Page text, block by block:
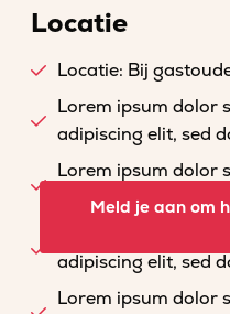
Locatie
Locatie: Bij
Lorem ipsum dolor
adipiscing elit, sed
Lorem ipsum dolor
adipiscing elit, sed
Lorem ipsum dolor
adipiscing elit, sed
Lorem ipsum dolor
Meld je aan om